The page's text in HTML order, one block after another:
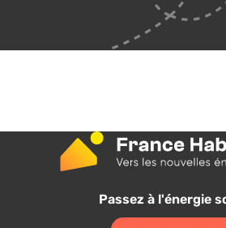
Passez à l'énergie